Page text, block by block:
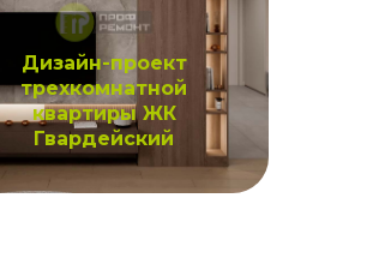
Дизайн-проект
трехкомнатной
квартиры ЖК
Гвардейский